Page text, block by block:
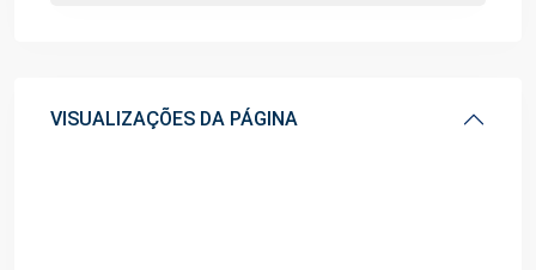
VISUALIZAÇÕES DA PÁGINA